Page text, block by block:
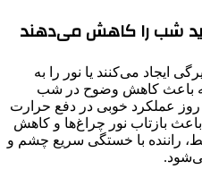
شب را کاهش می‌دهند
ایجاد می‌کنند یا نور را به
باعث کاهش وضوح در شب
عملکرد خوبی در دفع حرارت
بازتاب نور چراغ‌ها و کاهش
راننده با خستگی سریع چشم و